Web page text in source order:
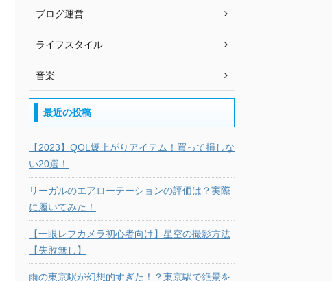
ブログ運営
ライフスタイル
音楽
最近の投稿
【2023】QOL爆上がりアイテム！買って損しな
い20選！
リーガルのエアローテーションの評価は？実際
に履いてみた！
【一眼レフカメラ初心者向け】星空の撮影方法
【失敗無し】
雨の東京駅が幻想的すぎた！？東京駅で絶景を